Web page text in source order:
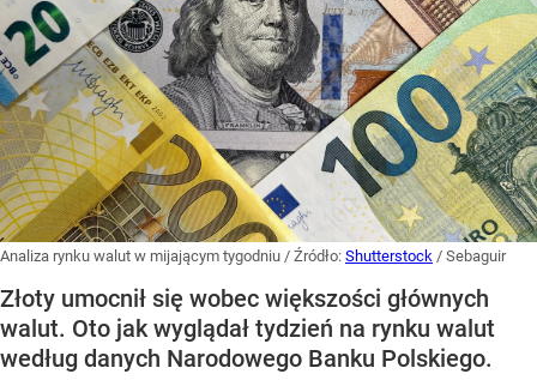
Analiza rynku walut w mijającym tygodniu / Źródło: Shutterstock / Sebaguir
Złoty umocnił się wobec większości głównych
walut. Oto jak wyglądał tydzień na rynku walut
według danych Narodowego Banku Polskiego.